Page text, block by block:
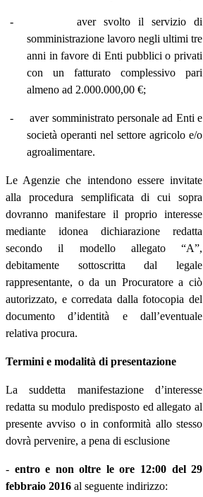
-
aver svolto il servizio di
somministrazione lavoro negli ultimi tre
anni in favore di Enti pubblici o privati
con un fatturato complessivo pari
almeno ad 2.000.000,00 €;
-
aver somministrato personale ad Enti e
società operanti nel settore agricolo e/o
agroalimentare.
Le Agenzie che intendono essere invitate
alla procedura semplificata di cui sopra
dovranno manifestare il proprio interesse
mediante idonea dichiarazione redatta
secondo il modello allegato “A”,
debitamente sottoscritta dal legale
rappresentante, o da un Procuratore a ciò
autorizzato, e corredata dalla fotocopia del
documento d’identità e dall’eventuale
relativa procura.
Termini e modalità di presentazione
La suddetta manifestazione d’interesse
redatta su modulo predisposto ed allegato al
presente avviso o in conformità allo stesso
dovrà pervenire, a pena di esclusione
- entro e non oltre le ore 12:00 del 29
febbraio 2016 al seguente indirizzo: